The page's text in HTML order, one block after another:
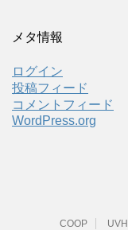
メタ情報
ログイン
投稿フィード
コメントフィード
WordPress.org
COOP